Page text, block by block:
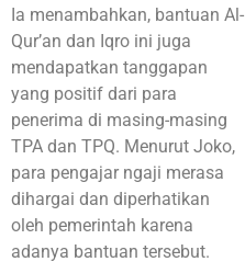
Ia menambahkan, bantuan Al-
Qur’an dan Iqro ini juga
mendapatkan tanggapan
yang positif dari para
penerima di masing-masing
TPA dan TPQ. Menurut Joko,
para pengajar ngaji merasa
dihargai dan diperhatikan
oleh pemerintah karena
adanya bantuan tersebut.